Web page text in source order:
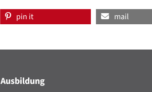
pin it mail
Ausbildung